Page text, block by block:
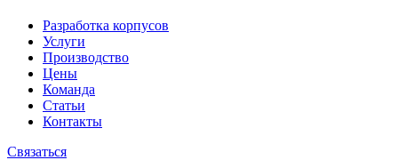
Разработка корпусов
Услуги
Производство
Цены
Команда
Статьи
Контакты
Связаться